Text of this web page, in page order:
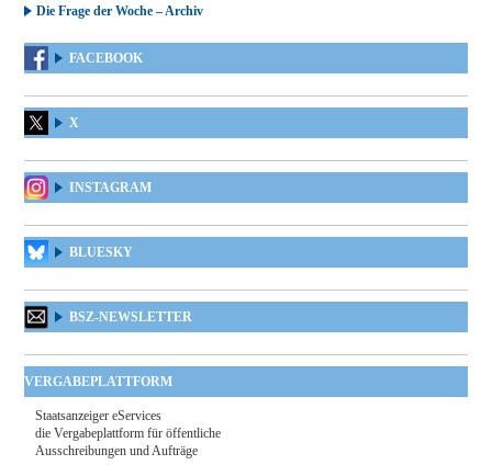
Die Frage der Woche – Archiv
FACEBOOK
X
INSTAGRAM
BLUESKY
BSZ-NEWSLETTER
VERGABEPLATTFORM
Staatsanzeiger eServices
die Vergabeplattform für öffentliche
Ausschreibungen und Aufträge